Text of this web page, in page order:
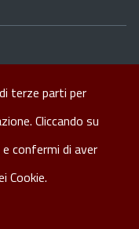
da
terze parti per
Cliccando su
confermi di aver
Cookie.